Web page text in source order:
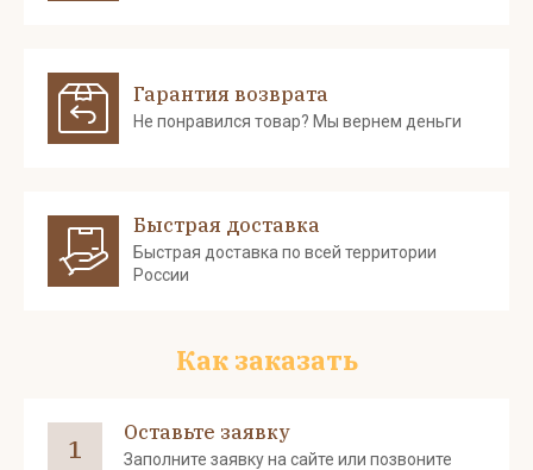
Гарантия возврата
Не понравился товар? Мы вернем деньги
Быстрая доставка
Быстрая доставка по всей территории
России
Как заказать
1
Оставьте заявку
Заполните заявку на сайте или позвоните